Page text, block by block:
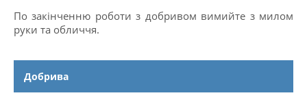
По закінченню роботи з добривом вимийте з милом
руки та обличчя.
Добрива